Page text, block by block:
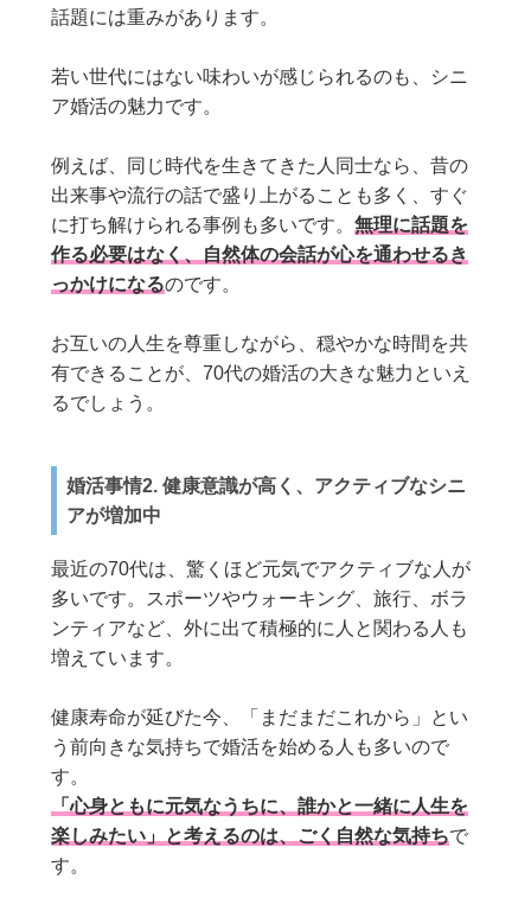
話題には重みがあります。
若い世代にはない味わいが感じられるのも、シニ
ア婚活の魅力です。
例えば、同じ時代を生きてきた人同士なら、昔の
出来事や流行の話で盛り上がることも多く、すぐ
に打ち解けられる事例も多いです。無理に話題を
作る必要はなく、自然体の会話が心を通わせるき
っかけになるのです。
お互いの人生を尊重しながら、穏やかな時間を共
有できることが、70代の婚活の大きな魅力といえ
るでしょう。
婚活事情2. 健康意識が高く、アクティブなシニ
アが増加中
最近の70代は、驚くほど元気でアクティブな人が
多いです。スポーツやウォーキング、旅行、ボラ
ンティアなど、外に出て積極的に人と関わる人も
増えています。
健康寿命が延びた今、「まだまだこれから」とい
う前向きな気持ちで婚活を始める人も多いので
す。
「心身ともに元気なうちに、誰かと一緒に人生を
楽しみたい」と考えるのは、ごく自然な気持ちで
す。